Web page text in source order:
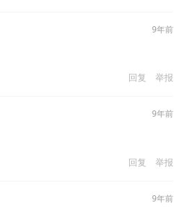
9年前
回复 举报
9年前
回复 举报
9年前